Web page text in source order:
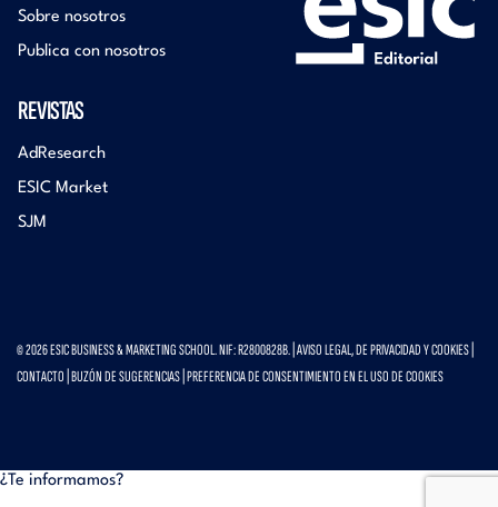
Sobre nosotros
Publica con nosotros
REVISTAS
AdResearch
ESIC Market
SJM
© 2026 ESIC BUSINESS & MARKETING SCHOOL. NIF: R2800828B. | AVISO LEGAL, DE PRIVACIDAD Y COOKIES
CONTACTO BUZÓN DE SUGERENCIAS PREFERENCIA DE CONSENTIMIENTO EN EL USO DE COOKIES
¿Te informamos?